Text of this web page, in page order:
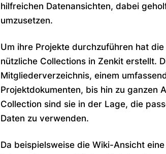
hilfreichen Datenansichten, dabei
umzusetzen.
Um ihre Projekte durchzuführen hat
nützliche Collections in Zenkit erstellt.
Mitgliederverzeichnis, einem
Projektdokumenten, bis hin zu ganzen
Collection sind sie in der Lage, die
Daten zu verwenden.
Da beispielsweise die Wiki-Ansicht